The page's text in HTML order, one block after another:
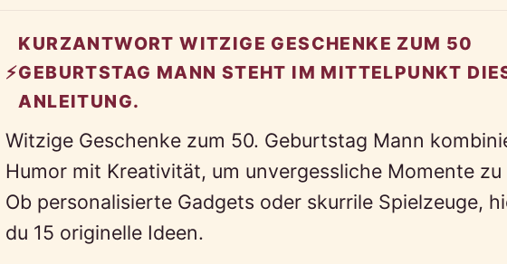
⚡
KURZANTWORT WITZIGE GESCHENKE ZUM 50
GEBURTSTAG MANN STEHT IM MITTELPUNKT
ANLEITUNG.
Witzige Geschenke zum 50. Geburtstag Mann
Humor mit Kreativität, um unvergessliche Momente
Ob personalisierte Gadgets oder skurrile Spielzeuge,
du 15 originelle Ideen.